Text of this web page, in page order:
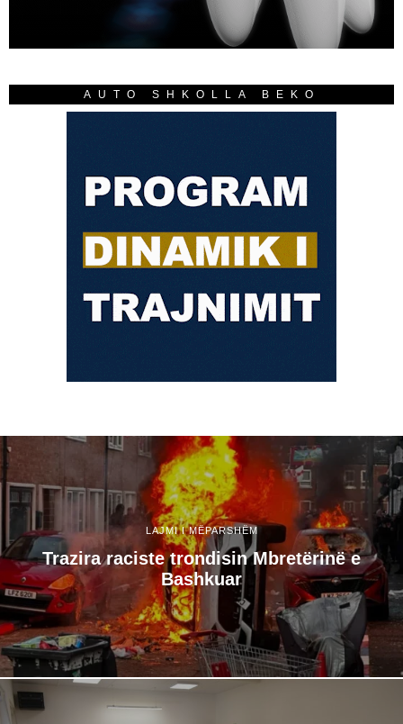
AUTO SHKOLLA BEKO
LAJMI I MËPARSHËM
Trazira raciste trondisin Mbretërinë e
Bashkuar